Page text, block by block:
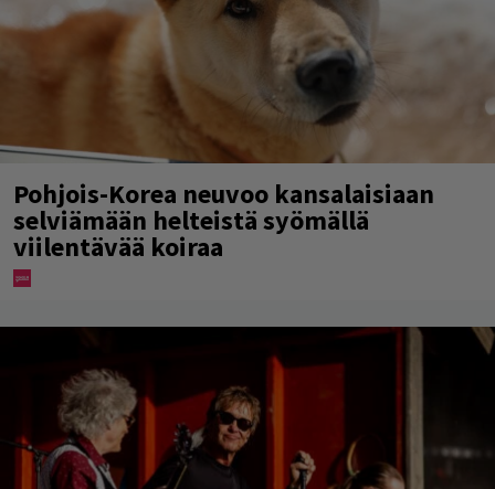
Pohjois-Korea neuvoo kansalaisiaan
selviämään helteistä syömällä
viilentävää koiraa